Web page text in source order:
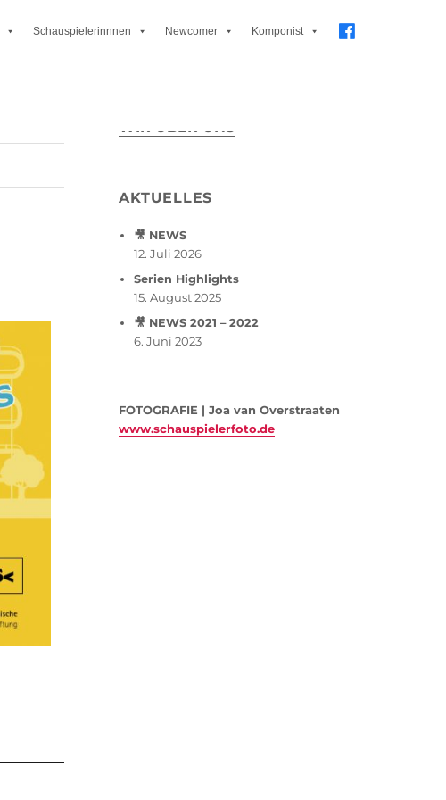
Schauspielerinnnen Newcomer Komponist
WIR ÜBER UNS
AKTUELLES
🎥 NEWS
12. Juli 2026
Serien Highlights
15. August 2025
🎥 NEWS 2021 – 2022
6. Juni 2023
FOTOGRAFIE | Joa van Overstraaten
www.schauspielerfoto.de